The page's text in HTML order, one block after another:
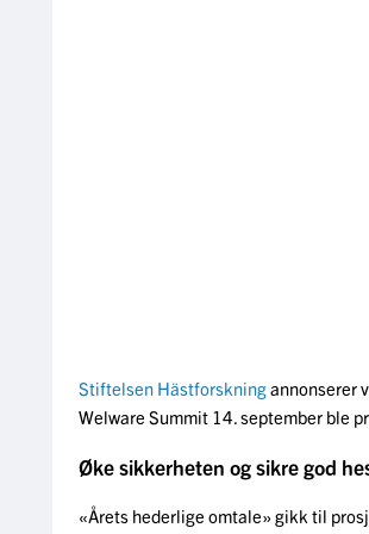
Stiftelsen Hästforskningannonserer
Welware Summit 14. september ble
Øke sikkerheten og sikre god
«Årets hederlige omtale» gikk til